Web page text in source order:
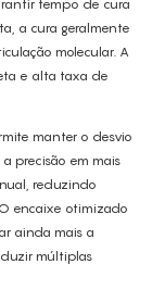
tempo de cura
a cura geralmente
molecular. A
e alta taxa de
manter o desvio
precisão em mais
reduzindo
encaixe otimizado
ainda mais a
múltiplas